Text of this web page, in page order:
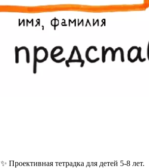
✨ Проективная тетрадка для детей 5-8 лет.